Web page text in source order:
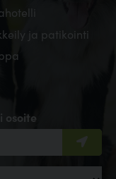
osoite
ja patikointi